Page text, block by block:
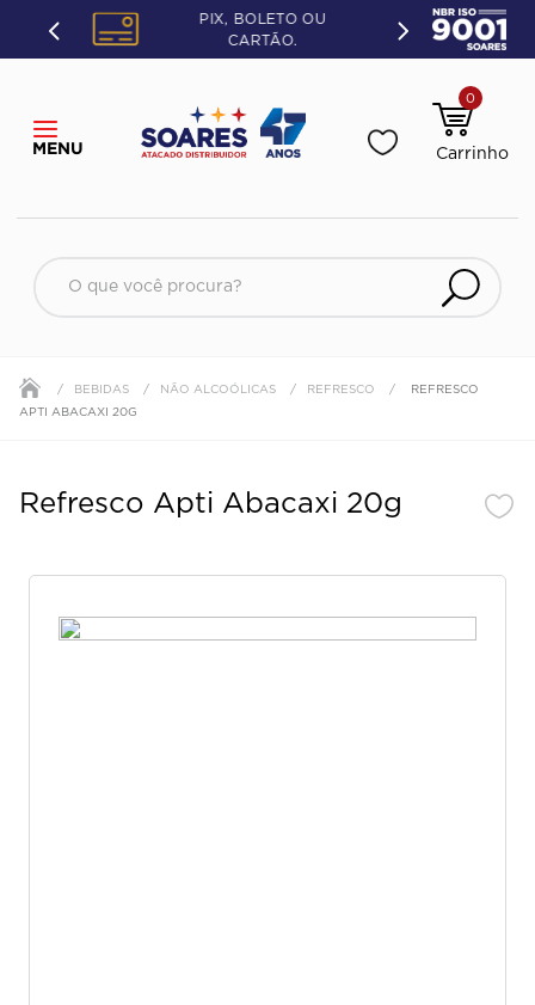
PIX, BOLETO OU
CARTÃO.
0
O que você procura?
BEBIDAS NÃO ALCOÓLICAS REFRESCO
REFRESCO
APTI ABACAXI 20G
Refresco Apti Abacaxi 20g